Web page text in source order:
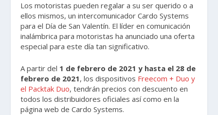
Los motoristas pueden regalar a su ser querido o a
ellos mismos, un intercomunicador Cardo Systems
para el Día de San Valentín. El líder en comunicación
inalámbrica para motoristas ha anunciado una oferta
especial para este día tan significativo.
A partir del 1 de febrero de 2021 y hasta el 28 de
febrero de 2021, los dispositivos Freecom + Duo y
el Packtak Duo, tendrán precios con descuento en
todos los distribuidores oficiales así como en la
página web de Cardo Systems.